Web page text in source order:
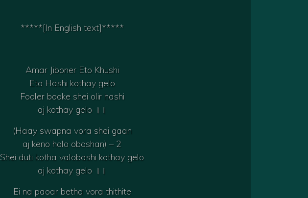
*****[In English text]*****
Amar Jiboner Eto Khushi
Eto Hashi kothay gelo
Fooler booke shei olir hashi
aj kothay gelo ।।
(Haay swapna vora shei gaan
aj keno holo oboshan) – 2
Shei duti kotha valobashi kothay gelo
aj kothay gelo ।।
Ei na paoar betha vora thithite